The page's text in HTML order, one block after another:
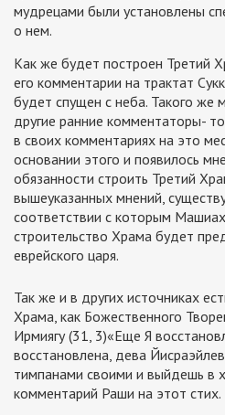
мудрецами были установлены
о нем.
Как же будет построен Третий
его комментарии на трактат
будет спущен с неба. Такого же
другие ранние комментаторы-
в своих комментариях на это
основании этого и появилось
обязанности строить Третий
вышеуказанных мнений,
соответствии с которым
строительство Храма будет
еврейского царя.
Так же и в других источниках
Храма, как Божественного
Ирмиягу (31, 3)«Еще Я
восстановлена, дева
тимпанами своими и выйдешь в
комментарий Раши на этот стих.